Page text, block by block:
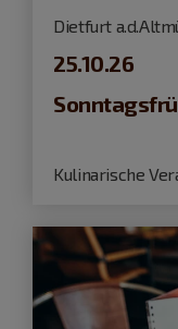
Dietfurt
25.10.26
Kulinarische